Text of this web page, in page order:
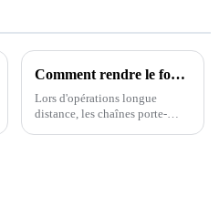
Comment rendre le fonctionnement des chaînes porte-câbles longue distance plus fluide ?
Lors d'opérations longue
distance, les chaînes porte-